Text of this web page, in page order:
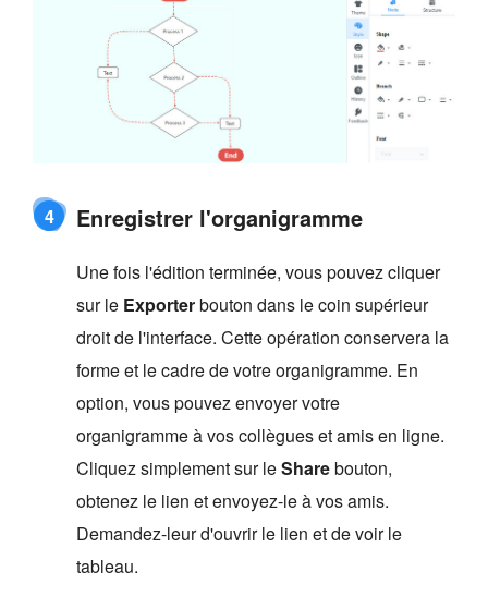
4 Enregistrer l'organigramme
Une fois l'édition terminée, vous pouvez cliquer
sur le Exporterbouton dans le coin supérieur
droit de l'interface. Cette opération conservera la
forme et le cadre de votre organigramme. En
option, vous pouvez envoyer votre
organigramme à vos collègues et amis en ligne.
Cliquez simplement sur leSharebouton,
obtenez le lien et envoyez-le à vos amis.
Demandez-leur d'ouvrir le lien et de voir le
tableau.